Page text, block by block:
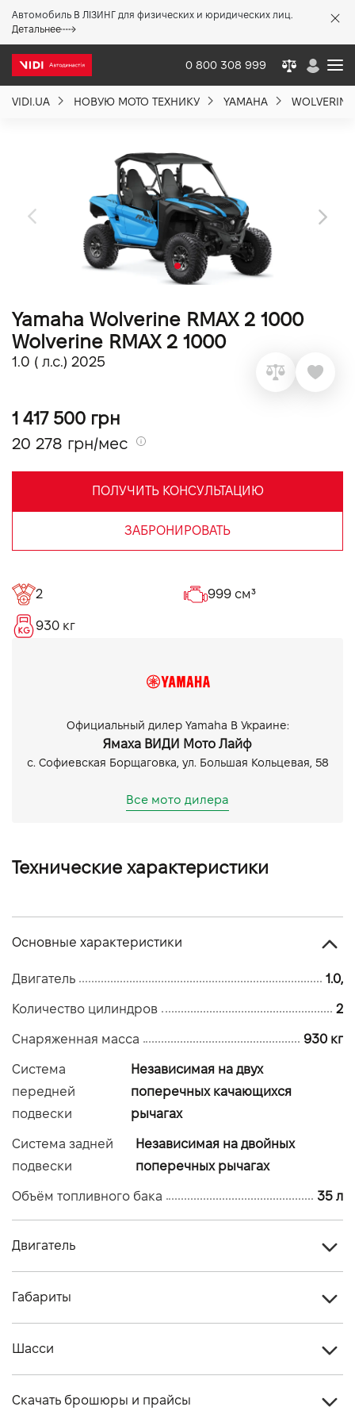
Автомобиль В ЛІЗИНГ для физических и юридических лиц.
Детальнее
0 800 308 999
VIDI.UA НОВУЮ МОТО ТЕХНИКУ YAMAHA
Yamaha Wolverine RMAX 2 1000
Wolverine RMAX 2 1000
1.0 ( л.с.) 2025
1 417 500 грн
20 278 грн/мес
ПОЛУЧИТЬ КОНСУЛЬТАЦИЮ
ЗАБРОНИРОВАТЬ
2 999 см³
930 кг
Официальный дилер Yamaha В Украине:
Ямаха ВИДИ Мото Лайф
с. Софиевская Борщаговка, ул. Большая Кольцевая, 58
Все мото дилера
Технические характеристики
Основные характеристики
Двигатель 1.0,
Количество цилиндров 2
Снаряженная масса 930 кг
Система
передней
подвески
Независимая на двух
поперечных качающихся
рычагах
Система задней
подвески
Независимая на двойных
поперечных рычагах
Объём топливного бака 35 л
Двигатель
Двигатель
Объем двигателя (см.куб.) 999
Габариты
Ширина, см
Шасси
шина
2.0®
Скачать брошюры и прайсы
Акции %
Новости
Политика качества
Вакансии
VIDI Карьера
Контакты
Підпишись на наш канал та слідкуй за
акціями, послугами та новинками